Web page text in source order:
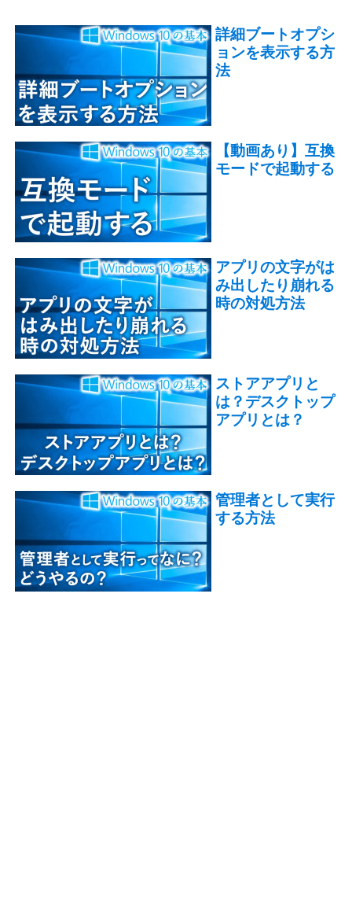
詳細ブートオプシ
ョンを表示する方
法
【動画あり】互換
モードで起動する
アプリの文字がは
み出したり崩れる
時の対処方法
ストアアプリと
は？デスクトップ
アプリとは？
管理者として実行
する方法